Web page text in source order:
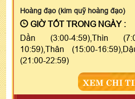
Hoàng đạo (kim quỹ hoàng đạo)
GIỜ TỐT TRONG NGÀY :
Dần (3:00-4:59),Thìn
10:59),Thân (15:00-
(21:00-22:59)
XEM CHI